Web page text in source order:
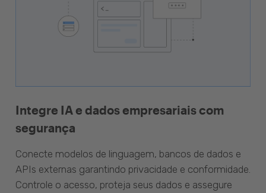
Integre IA e dados empresariais com
segurança
Conecte modelos de linguagem, bancos de dados e
APIs externas garantindo privacidade e conformidade.
Controle o acesso, proteja seus dados e assegure